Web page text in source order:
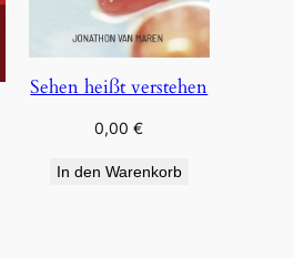
Sehen heißt verstehen
0,00€
In den Warenkorb